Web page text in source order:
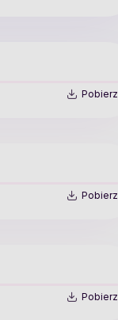
Pobierz
Pobierz
Pobierz